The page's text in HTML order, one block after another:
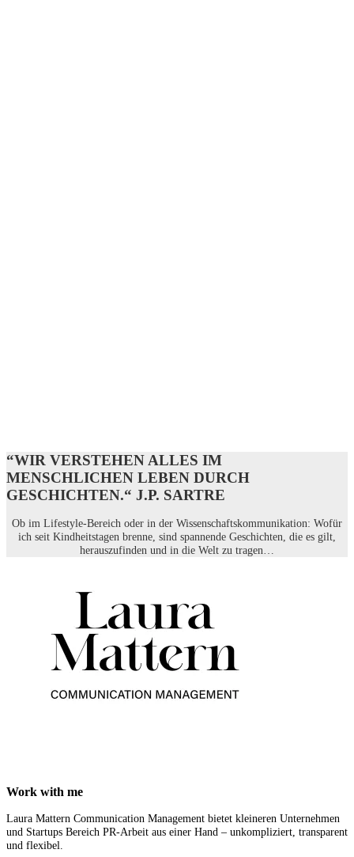
“WIR VERSTEHEN ALLES IM
MENSCHLICHEN LEBEN DURCH
GESCHICHTEN.“ J.P. SARTRE
Ob im Lifestyle-Bereich oder in der Wissenschaftskommunikation: Wofür
ich seit Kindheitstagen brenne, sind spannende Geschichten, die es gilt,
herauszufinden und in die Welt zu tragen…
Work with me
Laura Mattern Communication Management bietet kleineren Unternehmen
und Startups Bereich PR-Arbeit aus einer Hand – unkompliziert, transparent
und flexibel.